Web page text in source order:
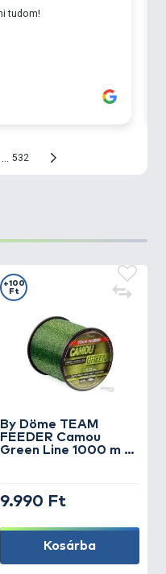
By Döme TEAM
FEEDER Camou
Green Line 1000 m -
+100
Ft
9.990 Ft
Kosárba